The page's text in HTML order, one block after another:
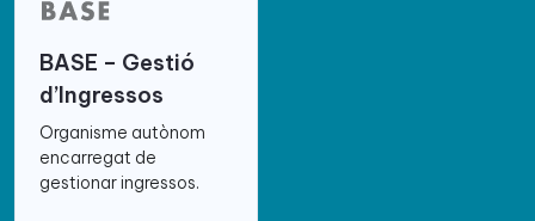
BASE – Gestió
d’Ingressos
Organisme autònom
encarregat de
gestionar ingressos.